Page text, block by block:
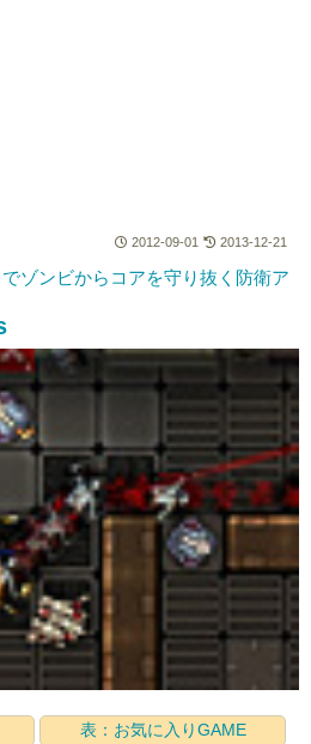
2012-09-01 2013-12-21
ゾンビからコアを守り抜く防衛ア
表：お気に入りGAME